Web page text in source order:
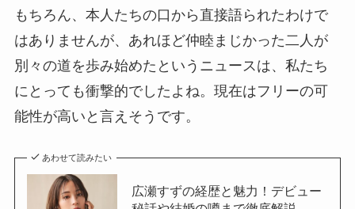
もちろん、本人たちの口から直接語られたわけで
はありませんが、あれほど仲睦まじかった二人が
別々の道を歩み始めたというニュースは、私たち
にとっても衝撃的でしたよね。現在はフリーの可
能性が高いと言えそうです。
あわせて読みたい
広瀬すずの経歴と魅力！デビュー